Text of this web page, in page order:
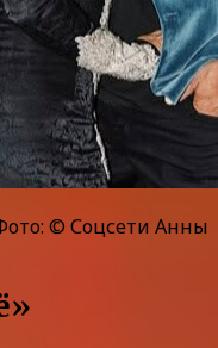
© Соцсети Анны